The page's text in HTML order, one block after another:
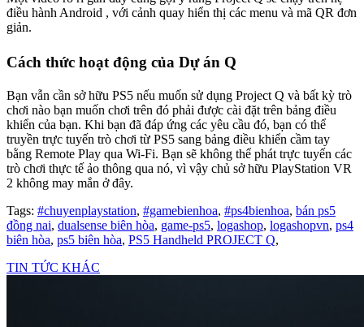
điều hành Android , với cảnh quay hiển thị các menu và mã QR đơn
giản.
Cách thức hoạt động của Dự án Q
Bạn vẫn cần sở hữu PS5 nếu muốn sử dụng Project Q và bất kỳ trò
chơi nào bạn muốn chơi trên đó phải được cài đặt trên bảng điều
khiển của bạn. Khi bạn đã đáp ứng các yêu cầu đó, bạn có thể
truyền trực tuyến trò chơi từ PS5 sang bảng điều khiển cầm tay
bằng Remote Play qua Wi-Fi. Bạn sẽ không thể phát trực tuyến các
trò chơi thực tế ảo thông qua nó, vì vậy chủ sở hữu PlayStation VR
2 không may mắn ở đây.
Tags: #chuyenplaystation, #gamebienhoa, #ps4bienhoa, bán ps5
đồng nai, dualsense biên hòa, game-ps5, logashop, logashopvn, ps4
biên hòa, ps5 biên hòa, PS5 Handheld PROJECT Q,
TIN TỨC KHÁC